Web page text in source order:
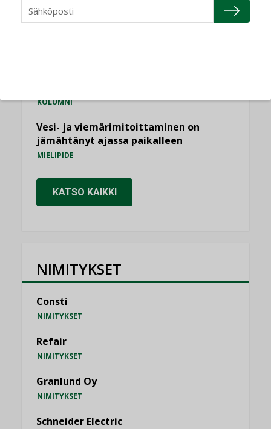
Yli miljoona kotia on vailla toimivaa
KOLUMNI
Vesi- ja viemärimitoittaminen on
jämähtänyt ajassa paikalleen
MIELIPIDE
KATSO KAIKKI
NIMITYKSET
Consti
NIMITYKSET
Refair
NIMITYKSET
Granlund Oy
NIMITYKSET
Schneider Electric